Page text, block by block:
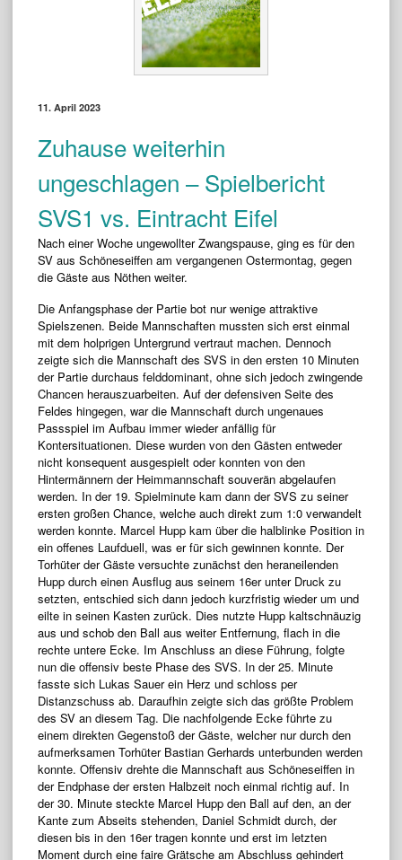
11. April 2023
Zuhause weiterhin
ungeschlagen – Spielbericht
SVS1 vs. Eintracht Eifel
Nach einer Woche ungewollter Zwangspause, ging es für den
SV aus Schöneseiffen am vergangenen Ostermontag, gegen
die Gäste aus Nöthen weiter.
Die Anfangsphase der Partie bot nur wenige attraktive
Spielszenen. Beide Mannschaften mussten sich erst einmal
mit dem holprigen Untergrund vertraut machen. Dennoch
zeigte sich die Mannschaft des SVS in den ersten 10 Minuten
der Partie durchaus felddominant, ohne sich jedoch zwingende
Chancen herauszuarbeiten. Auf der defensiven Seite des
Feldes hingegen, war die Mannschaft durch ungenaues
Passspiel im Aufbau immer wieder anfällig für
Kontersituationen. Diese wurden von den Gästen entweder
nicht konsequent ausgespielt oder konnten von den
Hintermännern der Heimmannschaft souverän abgelaufen
werden. In der 19. Spielminute kam dann der SVS zu seiner
ersten großen Chance, welche auch direkt zum 1:0 verwandelt
werden konnte. Marcel Hupp kam über die halblinke Position in
ein offenes Laufduell, was er für sich gewinnen konnte. Der
Torhüter der Gäste versuchte zunächst den heraneilenden
Hupp durch einen Ausflug aus seinem 16er unter Druck zu
setzten, entschied sich dann jedoch kurzfristig wieder um und
eilte in seinen Kasten zurück. Dies nutzte Hupp kaltschnäuzig
aus und schob den Ball aus weiter Entfernung, flach in die
rechte untere Ecke. Im Anschluss an diese Führung, folgte
nun die offensiv beste Phase des SVS. In der 25. Minute
fasste sich Lukas Sauer ein Herz und schloss per
Distanzschuss ab. Daraufhin zeigte sich das größte Problem
des SV an diesem Tag. Die nachfolgende Ecke führte zu
einem direkten Gegenstoß der Gäste, welcher nur durch den
aufmerksamen Torhüter Bastian Gerhards unterbunden werden
konnte. Offensiv drehte die Mannschaft aus Schöneseiffen in
der Endphase der ersten Halbzeit noch einmal richtig auf. In
der 30. Minute steckte Marcel Hupp den Ball auf den, an der
Kante zum Abseits stehenden, Daniel Schmidt durch, der
diesen bis in den 16er tragen konnte und erst im letzten
Moment durch eine faire Grätsche am Abschluss gehindert